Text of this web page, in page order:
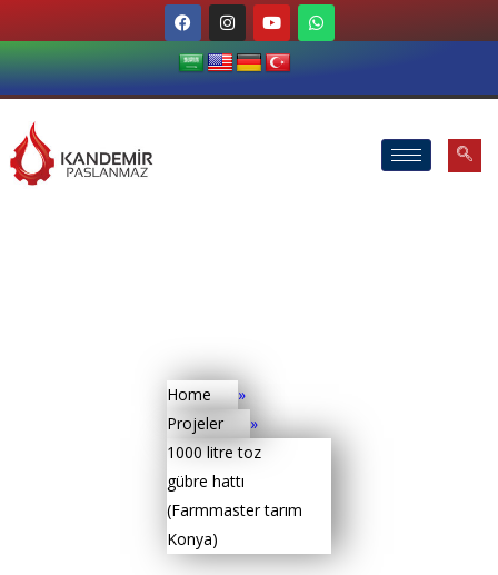
Home
»
Projeler
»
1000 litre toz
gübre hattı
(Farmmaster tarım
Konya)